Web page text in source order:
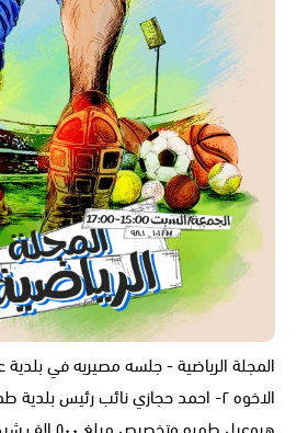
المجلة الرياضية - جلسه مصيريه في بلدية
الاخوه ٢- احمد حجازي نائب رئيس